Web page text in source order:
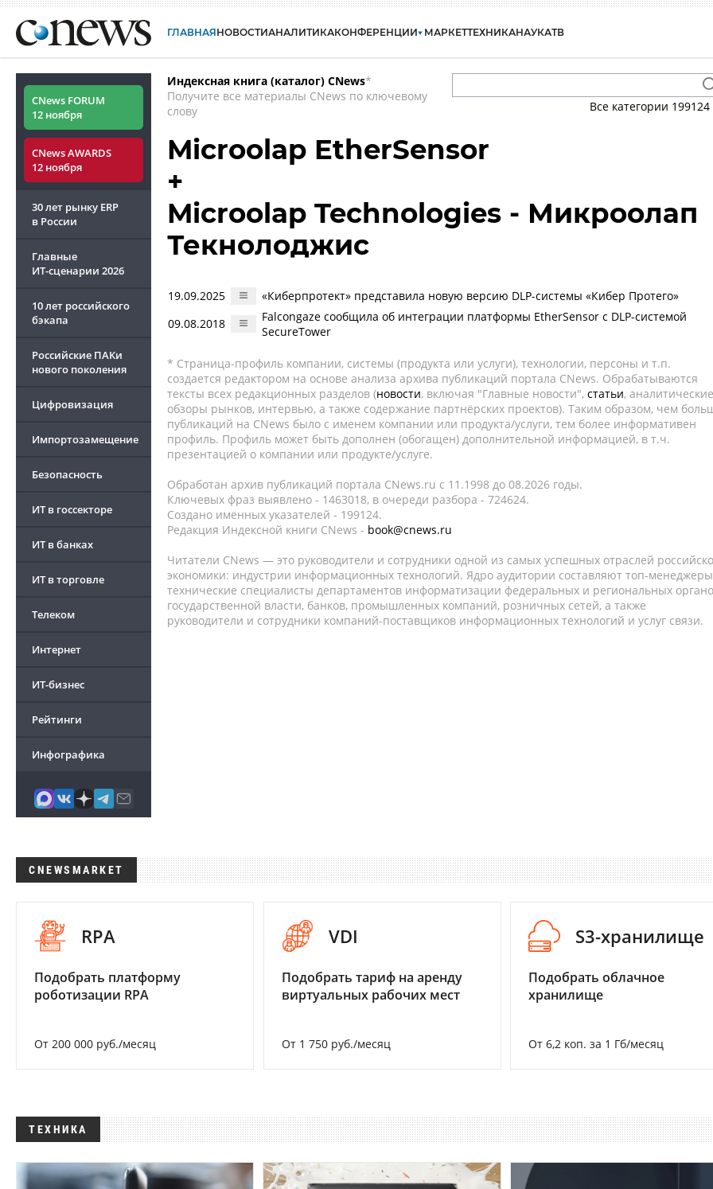
ГЛАВНАЯНОВОСТИАНАЛИТИКАКОНФЕРЕНЦИИ МАРКЕТТЕХНИКАНАУКАТВ
CNews FORUM
12 ноября
CNews AWARDS
12 ноября
30 лет рынку ERP
в России
Главные
ИТ-сценарии 2026
10 лет российского
бэкапа
Российские ПАКи
нового поколения
Цифровизация
Импортозамещение
Безопасность
ИТ в госсекторе
ИТ в банках
ИТ в торговле
Телеком
Интернет
ИТ-бизнес
Рейтинги
Инфографика
Индексная книга (каталог) CNews*
Получите все материалы CNews по ключевому
слову
Все категории 199124
Microolap EtherSensor
+
Microolap Technologies - Микроолап
Текнолоджис
19.09.2025
«Киберпротект» представила новую версию DLP-системы «Кибер Протего»
09.08.2018
Falcongaze сообщила об интеграции платформы EtherSensor с DLP-системой
SecureTower
* Страница-профиль компании, системы (продукта или услуги), технологии, персоны и т.п.
создается редактором на основе анализа архива публикаций портала CNews. Обрабатываются
тексты всех редакционных разделов (новости, включая "Главные новости", статьи, аналитические
обзоры рынков, интервью, а также содержание партнёрских проектов). Таким образом, чем
публикаций на CNews было с именем компании или продукта/услуги, тем более информативен
профиль. Профиль может быть дополнен (обогащен) дополнительной информацией, в т.ч.
презентацией о компании или продукте/услуге.
Обработан архив публикаций портала CNews.ru c 11.1998 до 08.2026 годы.
Ключевых фраз выявлено - 1463018, в очереди разбора - 724624.
Создано именных указателей - 199124.
Редакция Индексной книги CNews - book@cnews.ru
Читатели CNews — это руководители и сотрудники одной из самых успешных отраслей
экономики: индустрии информационных технологий. Ядро аудитории составляют топ-
технические специалисты департаментов информатизации федеральных и региональных
государственной власти, банков, промышленных компаний, розничных сетей, а также
руководители и сотрудники компаний-поставщиков информационных технологий и услуг связи.
CNEWSMARKET
RPA
Подобрать платформу
роботизации RPA
От 200 000 руб./месяц
VDI
Подобрать тариф на аренду
виртуальных рабочих мест
От 1 750 руб./месяц
S3-хранилище
Подобрать облачное
хранилище
От 6,2 коп. за 1 Гб/месяц
ТЕХНИКА